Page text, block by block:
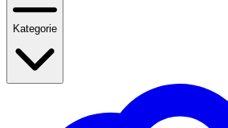
Kategorie